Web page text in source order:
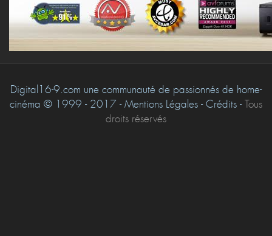
Digital16-9.com une communauté de passionnés de home-
cinéma © 1999 - 2017 - Mentions Légales - Crédits -Tous
droits réservés